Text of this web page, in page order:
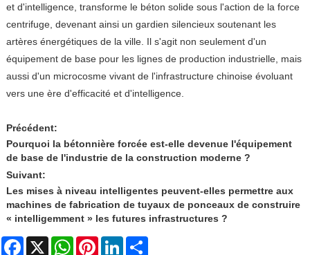
et d'intelligence, transforme le béton solide sous l'action de la force
centrifuge, devenant ainsi un gardien silencieux soutenant les
artères énergétiques de la ville. Il s'agit non seulement d'un
équipement de base pour les lignes de production industrielle, mais
aussi d'un microcosme vivant de l'infrastructure chinoise évoluant
vers une ère d'efficacité et d'intelligence.
Précédent:
Pourquoi la bétonnière forcée est-elle devenue l'équipement
de base de l'industrie de la construction moderne ?
Suivant:
Les mises à niveau intelligentes peuvent-elles permettre aux
machines de fabrication de tuyaux de ponceaux de construire
« intelligemment » les futures infrastructures ?
Facebook
X WhatsAppPinterestLinkedIn